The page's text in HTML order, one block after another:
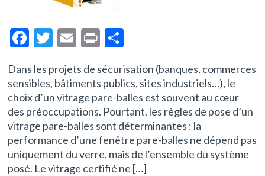
F
e
b
o
o
k
T
itt
er
E
ai
l
Pr
t
ta
g
er
Dans les projets de sécurisation (banques, commerces
sensibles, bâtiments publics, sites industriels…), le
choix d’un vitrage pare-balles est souvent au cœur
des préoccupations. Pourtant, les règles de pose d’un
vitrage pare-balles sont déterminantes : la
performance d’une fenêtre pare-balles ne dépend pas
uniquement du verre, mais de l’ensemble du système
posé. Le vitrage certifié ne […]